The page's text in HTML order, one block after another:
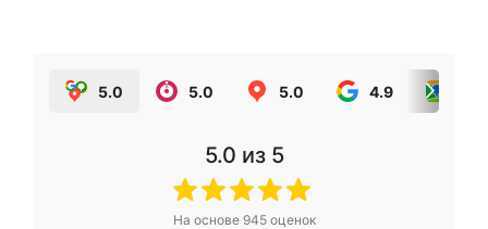
5.0 5.0 5.0 4.9
5.0 из 5
На основе 945оценок